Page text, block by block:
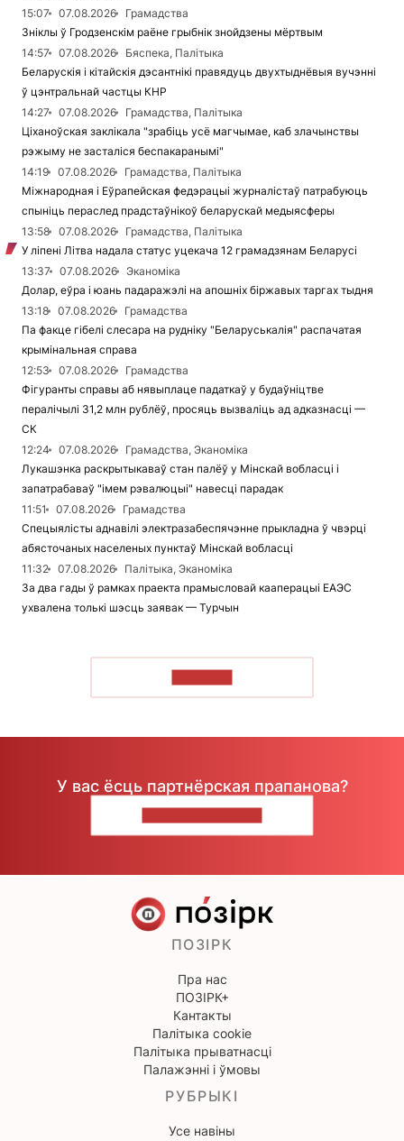
15:07
07.08.2026
Грамадства
Зніклы ў Гродзенскім раёне грыбнік знойдзены мёртвым
14:57
07.08.2026
Бяспека, Палітыка
Беларускія і кітайскія дэсантнікі правядуць двухтыднёвыя вучэнні
ў цэнтральнай частцы КНР
14:27
07.08.2026
Грамадства, Палітыка
Ціханоўская заклікала "зрабіць усё магчымае, каб злачынствы
рэжыму не засталіся беспакаранымі"
14:19
07.08.2026
Грамадства, Палітыка
Міжнародная і Еўрапейская федэрацыі журналістаў патрабуюць
спыніць пераслед прадстаўнікоў беларускай медыясферы
13:58
07.08.2026
Грамадства, Палітыка
У ліпені Літва надала статус уцекача 12 грамадзянам Беларусі
13:37
07.08.2026
Эканоміка
Долар, еўра і юань падаражэлі на апошніх біржавых таргах тыдня
13:18
07.08.2026
Грамадства
Па факце гібелі слесара на рудніку "Беларуськалія" распачатая
крымінальная справа
12:53
07.08.2026
Грамадства
Фігуранты справы аб нявыплаце падаткаў у будаўніцтве
пералічылі 31,2 млн рублёў, просяць вызваліць ад адказнасці —
СК
12:24
07.08.2026
Грамадства, Эканоміка
Лукашэнка раскрытыкаваў стан палёў у Мінскай вобласці і
запатрабаваў "імем рэвалюцыі" навесці парадак
11:51
07.08.2026
Грамадства
Спецыялісты аднавілі электразабеспячэнне прыкладна ў чвэрці
абясточаных населеных пунктаў Мінскай вобласці
11:32
07.08.2026
Палітыка, Эканоміка
За два гады ў рамках праекта прамысловай кааперацыі ЕАЭС
ухвалена толькі шэсць заявак — Турчын
У вас ёсць партнёрская прапанова?
ПОЗІРК
Пра нас
ПОЗІРК+
Кантакты
Палітыка cookie
Палітыка прыватнасці
Палажэнні і ўмовы
РУБРЫКІ
Усе навіны